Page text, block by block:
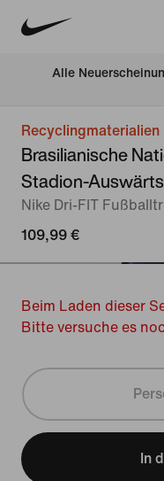
Alle
Recyclingmaterialien
Brasilianische
Stadion-
Nike Dri-FIT
109,99 €
Beim Laden dieser
Bitte versuche es
In